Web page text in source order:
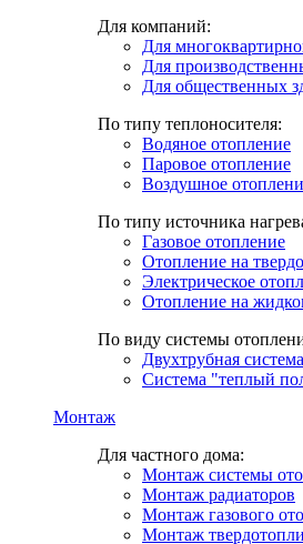
Для компаний:
Для
Для
Для общественных
По типу теплоносителя:
Водяное отопление
Паровое отопление
Воздушное
По типу источника
Газовое отопление
Отопление на
Электрическое
Отопление на
По виду системы
Двухтрубная система
Система "теплый
Монтаж
Для частного дома:
Монтаж системы
Монтаж радиаторов
Монтаж газового
Монтаж